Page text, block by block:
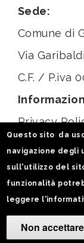
Sede:
Comune di
Via
C.F. / P.iva
Privacy
Statistiche
Seguici su:
Questo sito da
navigazione degli
sull'utilizzo del
funzionalità
leggere
Non accettare